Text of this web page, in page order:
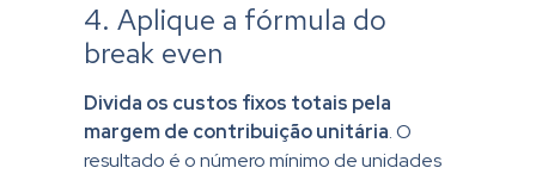
4. Aplique a fórmula do
break even
Divida os custos fixos totais pela
margem de contribuição unitária. O
resultado é o número mínimo de unidades